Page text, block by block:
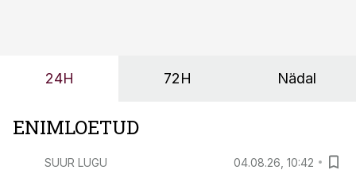
OÜ tegevjuht Sander Mitendorf.
24H 72H Nädal
ENIMLOETUD
SUUR LUGU 04.08.26, 10:42